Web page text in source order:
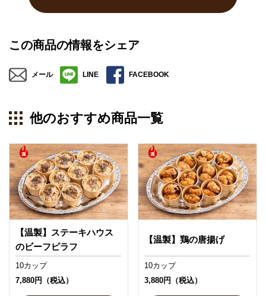
この商品の情報をシェア
メール LINE FACEBOOK
他のおすすめ商品一覧
【温製】ステーキハウス
のビーフピラフ
10カップ
7,880円（税込）
【温製】鶏の唐揚げ
10カップ
3,880円（税込）